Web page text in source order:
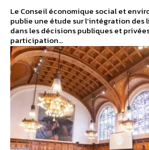
Le Conseil économique social et
publie une étude sur l’intégration
dans les décisions publiques et
participation...